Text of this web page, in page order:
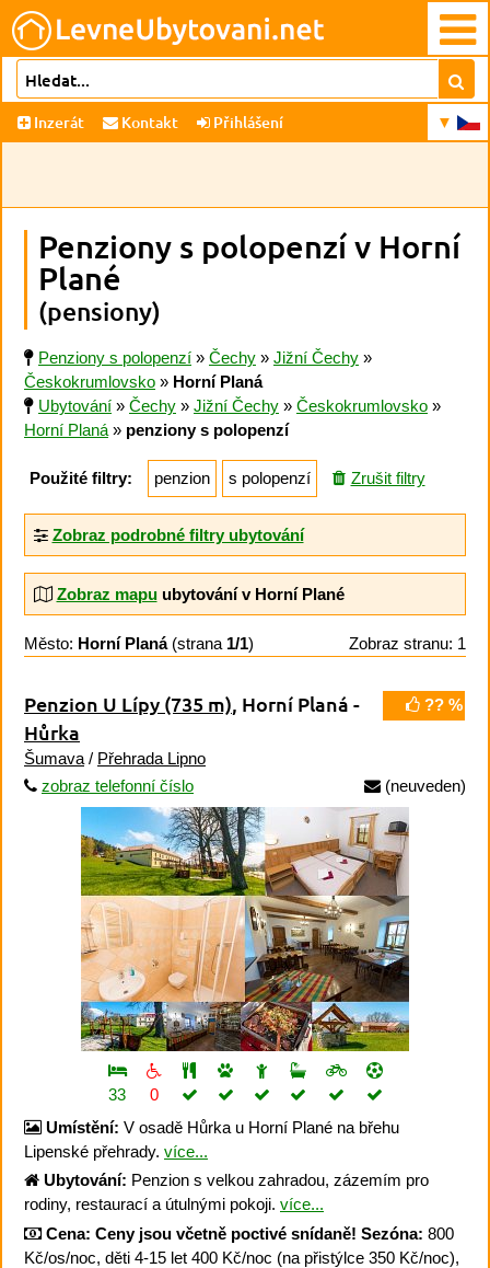
Inzerát Kontakt Přihlášení
Penziony s polopenzí v Horní
Plané
(pensiony)
Penziony s polopenzí » Čechy » Jižní Čechy »
Českokrumlovsko » Horní Planá
Ubytování » Čechy » Jižní Čechy » Českokrumlovsko »
Horní Planá » penziony s polopenzí
Použité filtry: penzion s polopenzí Zrušit filtry
Zobraz podrobné filtry ubytování
Zobraz mapuubytování v Horní Plané
Město: Horní Planá(strana 1/1) Zobraz stranu: 1
?? %
Penzion U Lípy (735 m), Horní Planá -
Hůrka
Šumava / Přehrada Lipno
zobraz telefonní číslo
(neuveden)
33
0
Umístění: V osadě Hůrka u Horní Plané na břehu
Lipenské přehrady. více...
Ubytování: Penzion s velkou zahradou, zázemím pro
rodiny, restaurací a útulnými pokoji. více...
Cena: Ceny jsou včetně poctivé snídaně! Sezóna: 800
Kč/os/noc, děti 4-15 let 400 Kč/noc (na přistýlce 350 Kč/noc),